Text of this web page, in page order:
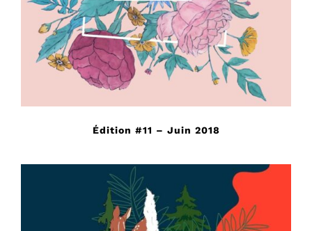
Édition #11 – Juin 2018